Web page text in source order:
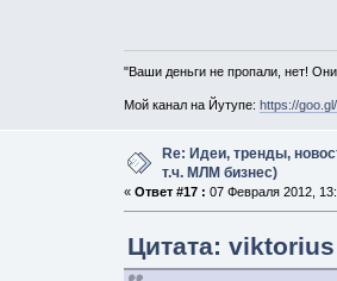
"Ваши деньги не пропали, нет!
Мой канал на Йутупе: https://
Re: Идеи, тренды,
т.ч. МЛМ бизнес)
« Ответ #17 : 07 Февраля 2012,
Цитата: